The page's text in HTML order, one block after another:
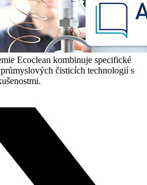
Ecoclean kombinuje specifické
čisticích technologií s